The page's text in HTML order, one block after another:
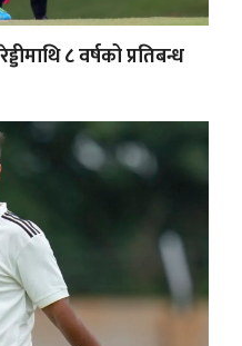
८ वर्षको प्रतिबन्ध